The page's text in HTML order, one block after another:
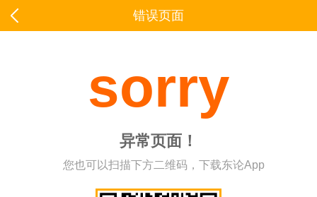
错误页面
sorry
异常页面！
您也可以扫描下方二维码，下载东论App